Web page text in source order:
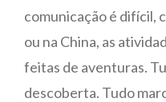
comunicação é difícil,
ou na China, as
feitas de aventuras.
descoberta. Tudo